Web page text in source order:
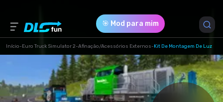
🎯 Mod para mim
Início-Euro Truck Simulator 2-Afinação/Acessórios Externos-Kit De Montagem De Luz
Versão do Jogo *
1.49 (8f085fc385484c3e4cb8c51e4b69d127.scs)